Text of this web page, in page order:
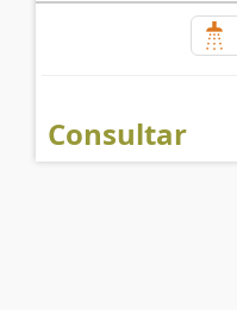
Consultar